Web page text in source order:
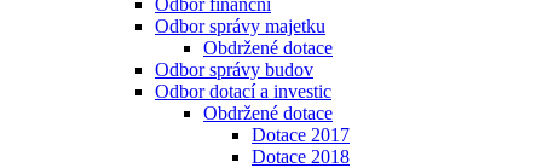
Odbor finanční
Odbor správy majetku
Obdržené dotace
Odbor správy budov
Odbor dotací a investic
Obdržené dotace
Dotace 2017
Dotace 2018